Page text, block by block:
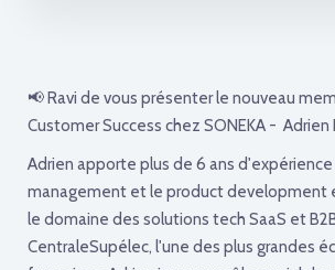
📢 Ravi de vous présenter le nouveau
Customer Success chez SONEKA -
Adrien apporte plus de 6 ans
management et le product development
le domaine des solutions tech SaaS et
CentraleSupélec, l'une des plus grandes